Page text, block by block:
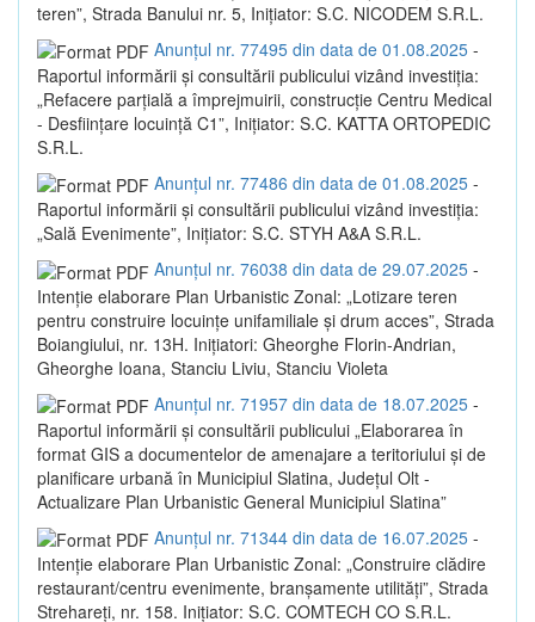
teren”, Strada Banului nr. 5, Inițiator: S.C. NICODEM S.R.L.
Anunțul nr. 77495 din data de 01.08.2025 -
Raportul informării și consultării publicului vizând investiția:
„Refacere parțială a împrejmuirii, construcție Centru Medical
- Desființare locuință C1”, Inițiator: S.C. KATTA ORTOPEDIC
S.R.L.
Anunțul nr. 77486 din data de 01.08.2025 -
Raportul informării și consultării publicului vizând investiția:
„Sală Evenimente”, Inițiator: S.C. STYH A&A S.R.L.
Anunțul nr. 76038 din data de 29.07.2025 -
Intenție elaborare Plan Urbanistic Zonal: „Lotizare teren
pentru construire locuințe unifamiliale și drum acces”, Strada
Boiangiului, nr. 13H. Inițiatori: Gheorghe Florin-Andrian,
Gheorghe Ioana, Stanciu Liviu, Stanciu Violeta
Anunțul nr. 71957 din data de 18.07.2025 -
Raportul informării și consultării publicului „Elaborarea în
format GIS a documentelor de amenajare a teritoriului și de
planificare urbană în Municipiul Slatina, Județul Olt -
Actualizare Plan Urbanistic General Municipiul Slatina”
Anunțul nr. 71344 din data de 16.07.2025 -
Intenție elaborare Plan Urbanistic Zonal: „Construire clădire
restaurant/centru evenimente, branșamente utilități”, Strada
Strehareți, nr. 158. Inițiator: S.C. COMTECH CO S.R.L.